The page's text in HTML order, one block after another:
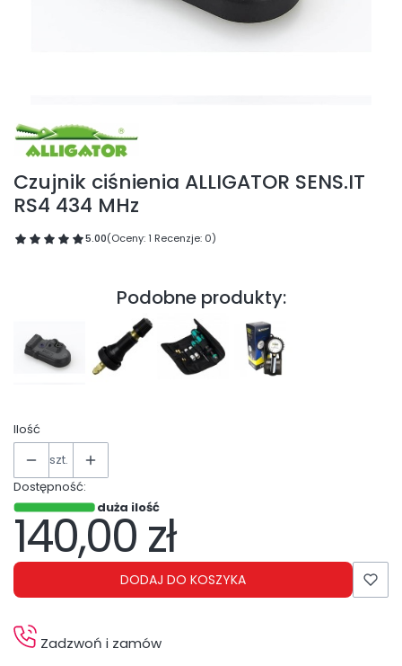
Czujnik ciśnienia ALLIGATOR SENS.IT
RS4 434 MHz
5.00(Oceny: 1 Recenzje: 0)
Podobne produkty:
Ilość
szt.
Dostępność:
duża ilość
Cena
140,00 zł
DODAJ DO KOSZYKA
Zadzwoń i zamów